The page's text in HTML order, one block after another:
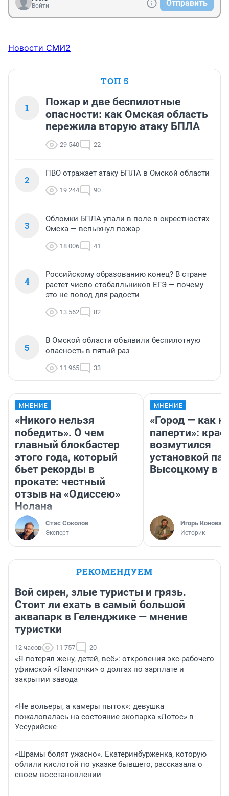
Войти
Отправить
Новости СМИ2
ТОП 5
1
Пожар и две беспилотные
опасности: как Омская область
пережила вторую атаку БПЛА
29 540 22
2
ПВО отражает атаку БПЛА в Омской области
19 244 90
3
Обломки БПЛА упали в поле в окрестностях
Омска — вспыхнул пожар
18 006 41
4
Российскому образованию конец? В стране
растет число стобалльников ЕГЭ — почему
это не повод для радости
13 562 82
5
В Омской области объявили беспилотную
опасность в пятый раз
11 965 33
МНЕНИЕ
«Никого нельзя
победить». О чем
главный блокбастер
этого года, который
бьет рекорды в
прокате: честный
отзыв на «Одиссею»
Нолана
Стас Соколов
Эксперт
МНЕНИЕ
«Город — как
паперти»:
возмутился
установкой
Высоцкому в
Игорь
Историк
РЕКОМЕНДУЕМ
Вой сирен, злые туристы и грязь.
Стоит ли ехать в самый большой
аквапарк в Геленджике — мнение
туристки
12 часов 11 757 20
«Я потерял жену, детей, всё»: откровения экс-рабочего
уфимской «Лампочки» о долгах по зарплате и
закрытии завода
«Не вольеры, а камеры пыток»: девушка
пожаловалась на состояние экопарка «Лотос» в
Уссурийске
«Шрамы болят ужасно». Екатеринбурженка, которую
облили кислотой по указке бывшего, рассказала о
своем восстановлении